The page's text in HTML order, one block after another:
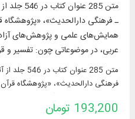
متن 285
ـ فرهنگی دارالحدیث»،
همایش‌های علمی و پژوهش‌های آزاد
عربی، در موضوعاتی چون: تفسیر و
متن 285
فرهنگی دارالحدیث»، «پژوهشگاه
چون: تفسیر و قرآن ...
193,200 تومان